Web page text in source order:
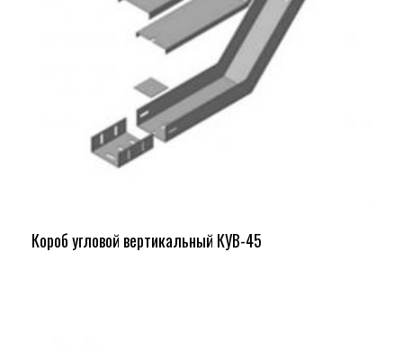
Короб угловой вертикальный КУВ-45